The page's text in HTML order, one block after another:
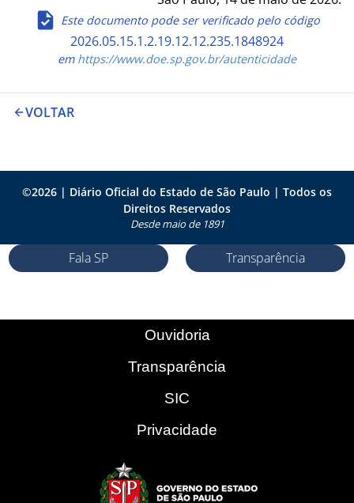
Este documento pode ser verificado pelo código
2026.05.15.1.2.19.12.12.235.1848924
emhttps://www.doe.sp.gov.br/autenticidade
VOLTAR
©2026 | Diário Oficial do Estado de São Paulo | Todos os
Direitos Reservados
Desde maio de 1891
Fala SP Transparência
Ouvidoria
Transparência
SIC
Privacidade